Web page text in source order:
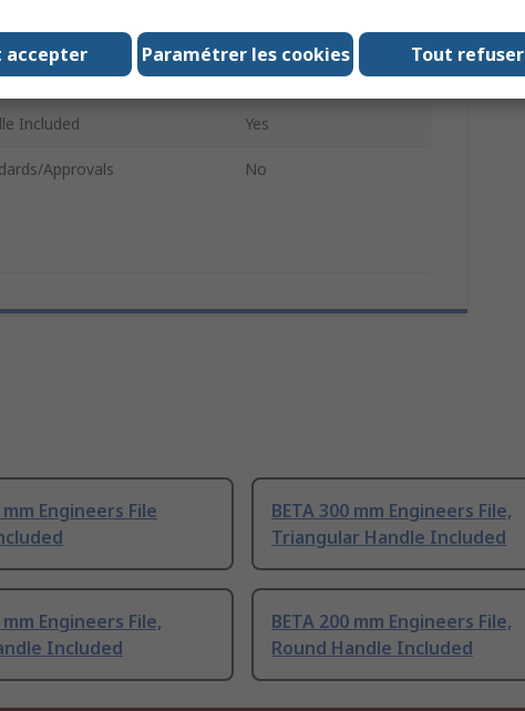
300mm
of Pieces 1
Included Yes
Approvals No
mm Engineers File
BETA 300 mm Engineers File,
Triangular Handle Included
mm Engineers File,
Included
BETA 200 mm Engineers File,
Round Handle Included
accepter Paramétrer les cookies Tout refuser